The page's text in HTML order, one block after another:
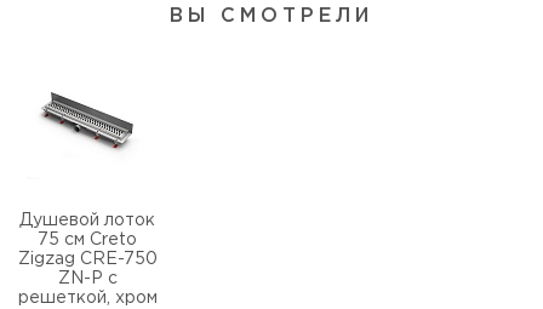
ВЫ СМОТРЕЛИ
Душевой лоток
75 см Creto
Zigzag CRE-750
ZN-P с
решеткой, хром